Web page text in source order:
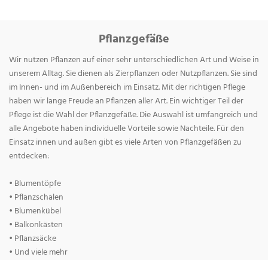
Pflanzgefäße
Wir nutzen Pflanzen auf einer sehr unterschiedlichen Art und Weise in
unserem Alltag. Sie dienen als Zierpflanzen oder Nutzpflanzen. Sie sind
im Innen- und im Außenbereich im Einsatz. Mit der richtigen Pflege
haben wir lange Freude an Pflanzen aller Art. Ein wichtiger Teil der
Pflege ist die Wahl der Pflanzgefäße. Die Auswahl ist umfangreich und
alle Angebote haben individuelle Vorteile sowie Nachteile. Für den
Einsatz innen und außen gibt es viele Arten von Pflanzgefäßen zu
entdecken:
• Blumentöpfe
• Pflanzschalen
• Blumenkübel
• Balkonkästen
• Pflanzsäcke
• Und viele mehr